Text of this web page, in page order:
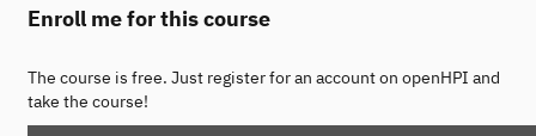
Enroll me for this course
The course is free. Just register for an account on openHPI and
take the course!